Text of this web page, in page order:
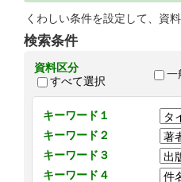
くわしい条件を設定して、資
検索条件
資料区分
すべて選択
一
キーワード１
キーワード２
キーワード３
キーワード４